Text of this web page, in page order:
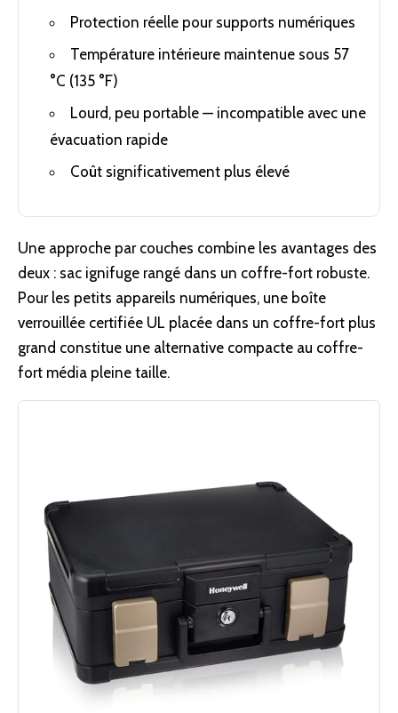
Protection réelle pour supports numériques
Température intérieure maintenue sous 57
°C (135 °F)
Lourd, peu portable — incompatible avec une
évacuation rapide
Coût significativement plus élevé
Une approche par couches combine les avantages des
deux : sac ignifuge rangé dans un coffre-fort robuste.
Pour les petits appareils numériques, une boîte
verrouillée certifiée UL placée dans un coffre-fort plus
grand constitue une alternative compacte au coffre-
fort média pleine taille.